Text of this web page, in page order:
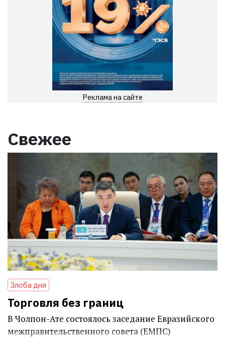
Реклама на сайте
Свежее
Злоба дня
Торговля без границ
В Чолпон-Ате состоялось заседание Евразийского
межправительственного совета (ЕМПС)